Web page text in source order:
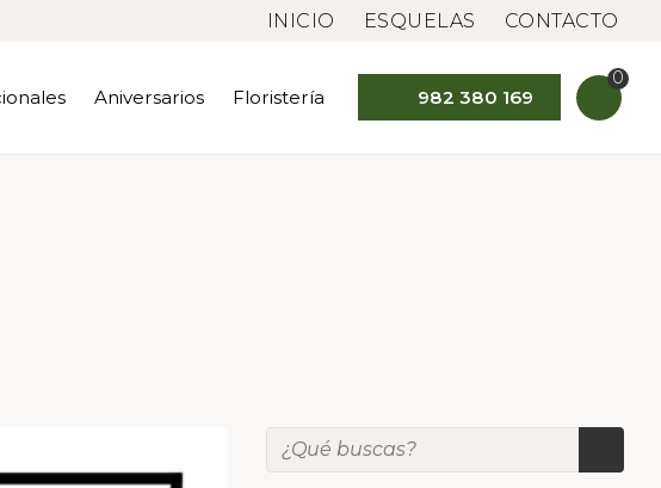
INICIO ESQUELAS CONTACTO
Aniversarios Floristería 982 380 169
0